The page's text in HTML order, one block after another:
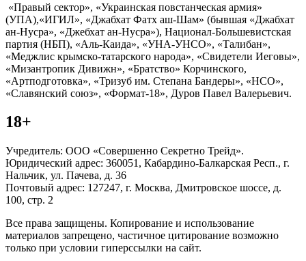
«Правый сектор», «Украинская повстанческая армия»
(УПА),«ИГИЛ», «Джабхат Фатх аш-Шам» (бывшая «Джабхат
ан-Нусра», «Джебхат ан-Нусра»), Национал-Большевистская
партия (НБП), «Аль-Каида», «УНА-УНСО», «Талибан»,
«Меджлис крымско-татарского народа», «Свидетели Иеговы»,
«Мизантропик Дивижн», «Братство» Корчинского,
«Артподготовка», «Тризуб им. Степана Бандеры», «НСО»,
«Славянский союз», «Формат-18», Дуров Павел Валерьевич.
18+
Учредитель: ООО «Совершенно Секретно Трейд».
Юридический адрес: 360051, Кабардино-Балкарская Респ., г.
Нальчик, ул. Пачева, д. 36
Почтовый адрес: 127247, г. Москва, Дмитровское шоссе, д.
100, стр. 2
Все права защищены. Копирование и использование
материалов запрещено, частичное цитирование возможно
только при условии гиперссылки на сайт.